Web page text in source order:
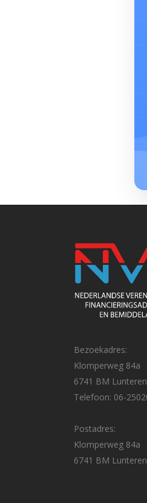
Bezoekadres:
Klomperweg 84a
6741 BM Lunteren
Telefoon: 06-
Postadres:
Klomperweg 84a
6741 BM Lunteren